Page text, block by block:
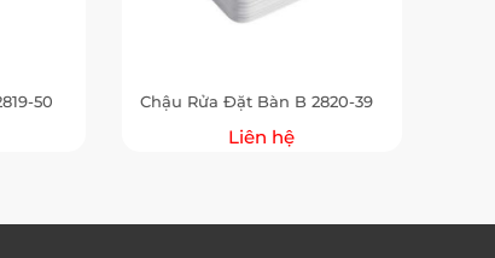
50 Chậu Rửa Đặt Bàn B 2820-39
Liên hệ